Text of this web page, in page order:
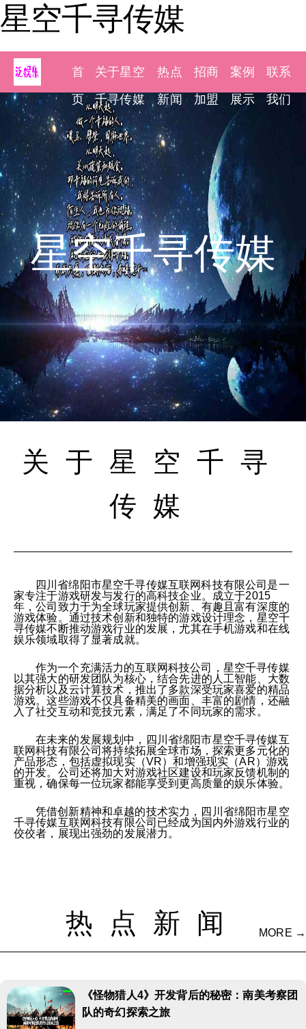
星空千寻传媒
首
页
关于星空
千寻传媒
热点
新闻
招商
加盟
案例
展示
联系
我们
星空千寻传媒
关于星空千寻
传媒
四川省绵阳市星空千寻传媒互联网科技有限公司是一
家专注于游戏研发与发行的高科技企业。成立于2015
年，公司致力于为全球玩家提供创新、有趣且富有深度的
游戏体验。通过技术创新和独特的游戏设计理念，星空千
寻传媒不断推动游戏行业的发展，尤其在手机游戏和在线
娱乐领域取得了显著成就。
作为一个充满活力的互联网科技公司，星空千寻传媒
以其强大的研发团队为核心，结合先进的人工智能、大数
据分析以及云计算技术，推出了多款深受玩家喜爱的精品
游戏。这些游戏不仅具备精美的画面、丰富的剧情，还融
入了社交互动和竞技元素，满足了不同玩家的需求。
在未来的发展规划中，四川省绵阳市星空千寻传媒互
联网科技有限公司将持续拓展全球市场，探索更多元化的
产品形态，包括虚拟现实（VR）和增强现实（AR）游戏
的开发。公司还将加大对游戏社区建设和玩家反馈机制的
重视，确保每一位玩家都能享受到更高质量的娱乐体验。
凭借创新精神和卓越的技术实力，四川省绵阳市星空
千寻传媒互联网科技有限公司已经成为国内外游戏行业的
佼佼者，展现出强劲的发展潜力。
热点新闻 MORE →
《怪物猎人4》开发背后的秘密：南美考察团
队的奇幻探索之旅